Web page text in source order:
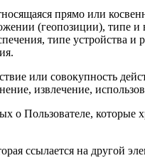
прямо или
(геопозиции), типе
типе устройства
или совокупность
извлечение,
о Пользователе, которые
ссылается на другой